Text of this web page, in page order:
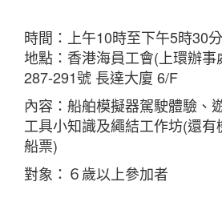
時間：上午10時至下午5時30分
地點：香港海員工會(上環辦事
287-291號 長達大廈 6/F
內容：船舶模擬器駕駛體驗、
工具小知識及繩結工作坊(還
船票)
對象：６歲以上參加者